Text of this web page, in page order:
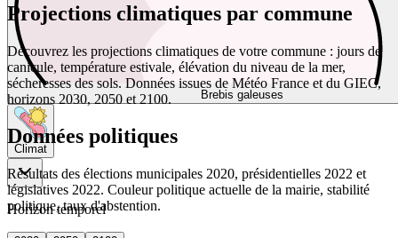
Brebis galeuses
Climat
Horizon temporel
Projections climatiques par commune
Découvrez les projections climatiques de votre commune : jours de
canicule, température estivale, élévation du niveau de la mer,
sécheresses des sols. Données issues de Météo France et du GIEC,
horizons 2030, 2050 et 2100.
Données politiques
Résultats des élections municipales 2020, présidentielles 2022 et
législatives 2022. Couleur politique actuelle de la mairie, stabilité
politique, taux d'abstention.